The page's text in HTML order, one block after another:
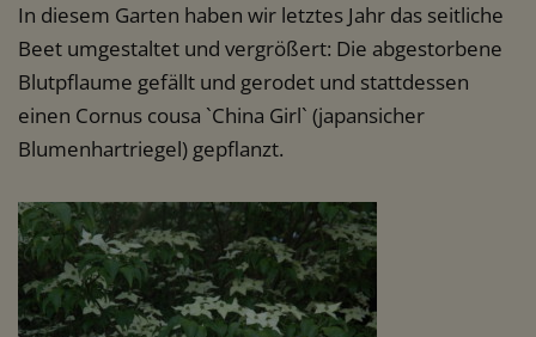
In diesem Garten haben wir letztes Jahr das seitliche
Beet umgestaltet und vergrößert: Die abgestorbene
Blutpflaume gefällt und gerodet und stattdessen
einen Cornus cousa `China Girl` (japansicher
Blumenhartriegel) gepflanzt.